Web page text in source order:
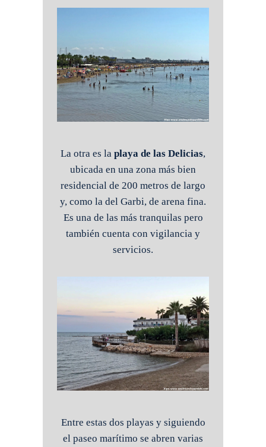
La otra es la playa de las Delicias,
ubicada en una zona más bien
residencial de 200 metros de largo
y, como la del Garbi, de arena fina.
Es una de las más tranquilas pero
también cuenta con vigilancia y
servicios.
Entre estas dos playas y siguiendo
el paseo marítimo se abren varias